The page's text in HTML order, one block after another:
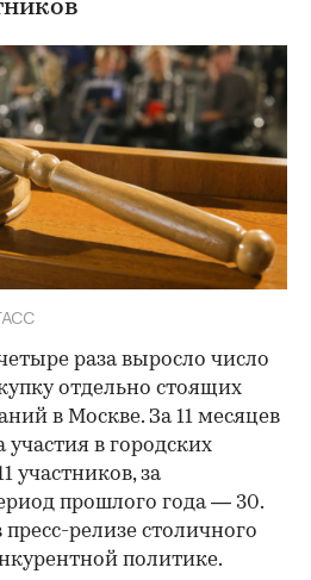
раза выросло число
отдельно стоящих
в Москве. За 11 месяцев
участия в городских
участников, за
прошлого года — 30.
релизе столичного
политике.